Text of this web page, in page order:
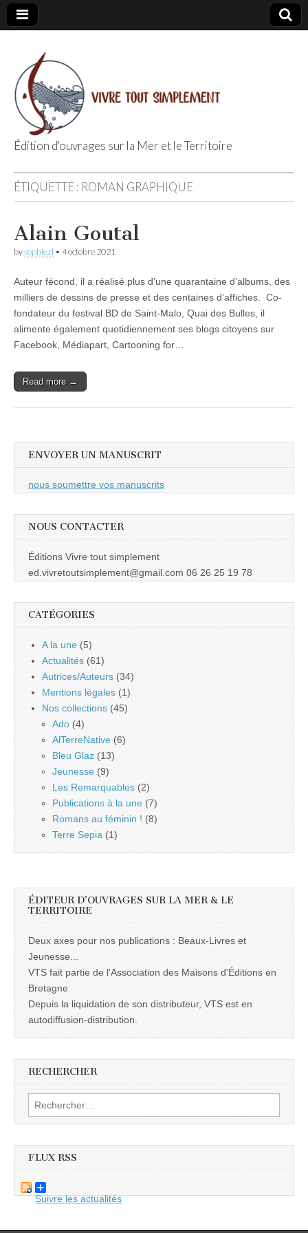
Editions Vivre
Tout
Simplement
Édition d'ouvrages sur la Mer et le Territoire
ÉTIQUETTE : ROMAN GRAPHIQUE
Alain Goutal
bysophie.d • 4 octobre 2021
Auteur fécond, il a réalisé plus d’une quarantaine d’albums, des
milliers de dessins de presse et des centaines d’affiches. Co-
fondateur du festival BD de Saint-Malo, Quai des Bulles, il
alimente également quotidiennement ses blogs citoyens sur
Facebook, Médiapart, Cartooning for…
Read more →
ENVOYER UN MANUSCRIT
nous soumettre vos manuscrits
NOUS CONTACTER
Éditions Vivre tout simplement
ed.vivretoutsimplement@gmail.com 06 26 25 19 78
CATÉGORIES
A la une (5)
Actualités (61)
Autrices/Auteurs (34)
Mentions légales (1)
Nos collections (45)
Ado (4)
AlTerreNative (6)
Bleu Glaz (13)
Jeunesse (9)
Les Remarquables (2)
Publications à la une (7)
Romans au féminin ! (8)
Terre Sepia (1)
ÉDITEUR D’OUVRAGES SUR LA MER & LE
TERRITOIRE
Deux axes pour nos publications : Beaux-Livres et
Jeunesse...
VTS fait partie de l'Association des Maisons d'Éditions en
Bretagne
Depuis la liquidation de son distributeur, VTS est en
autodiffusion-distribution.
RECHERCHER
Rechercher :
FLUX RSS
Suivre les actualités